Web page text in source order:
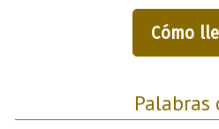
Cómo
Palabras